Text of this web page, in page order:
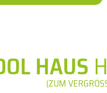
HAUS
(ZUM